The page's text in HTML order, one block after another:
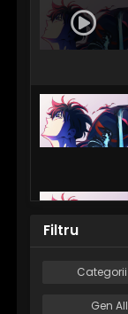
Filtru
Categorii
Gen All